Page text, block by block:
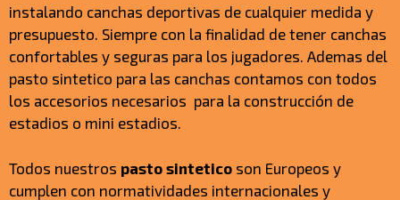
instalando canchas deportivas de cualquier medida y
presupuesto. Siempre con la finalidad de tener canchas
confortables y seguras para los jugadores. Ademas del
pasto sintetico para las canchas contamos con todos
los accesorios necesarios para la construcción de
estadios o mini estadios.
Todos nuestros pasto sintetico son Europeos y
cumplen con normatividades internacionales y